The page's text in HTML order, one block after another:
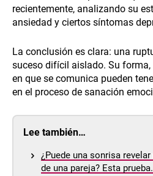
recientemente, analizando su
ansiedad y ciertos síntomas
La conclusión es clara: una
suceso difícil aislado. Su
en que se comunica pueden
en el proceso de sanación
Lee también…
¿Puede una sonrisa
de una pareja? Esta